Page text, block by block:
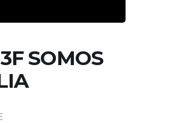
SOMOS